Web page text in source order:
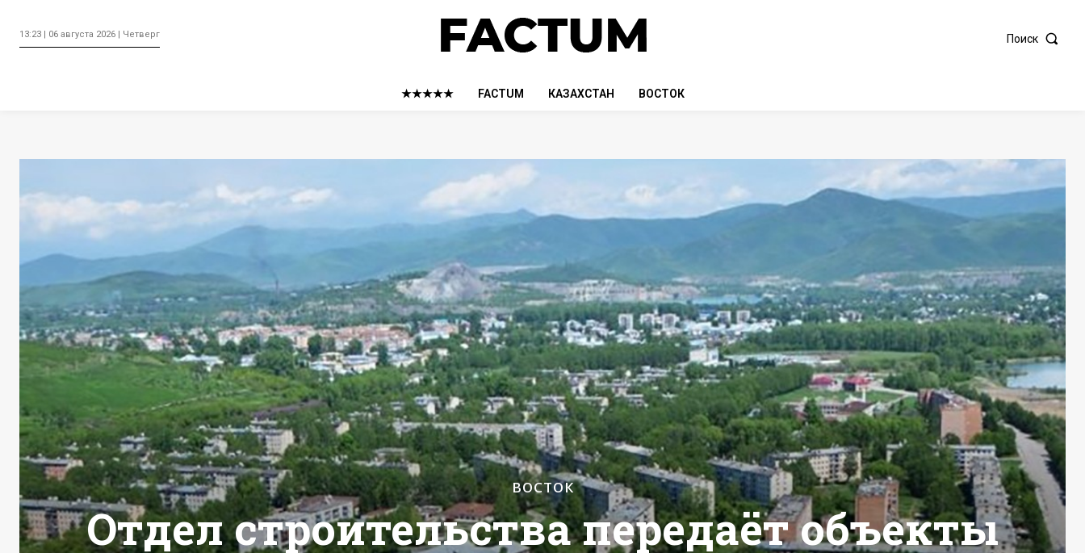
13:23 | 06 августа 2026 | Четверг Поиск
★★★★★ FACTUM КАЗАХСТАН ВОСТОК
ВОСТОК
Отдел строительства передаёт объекты